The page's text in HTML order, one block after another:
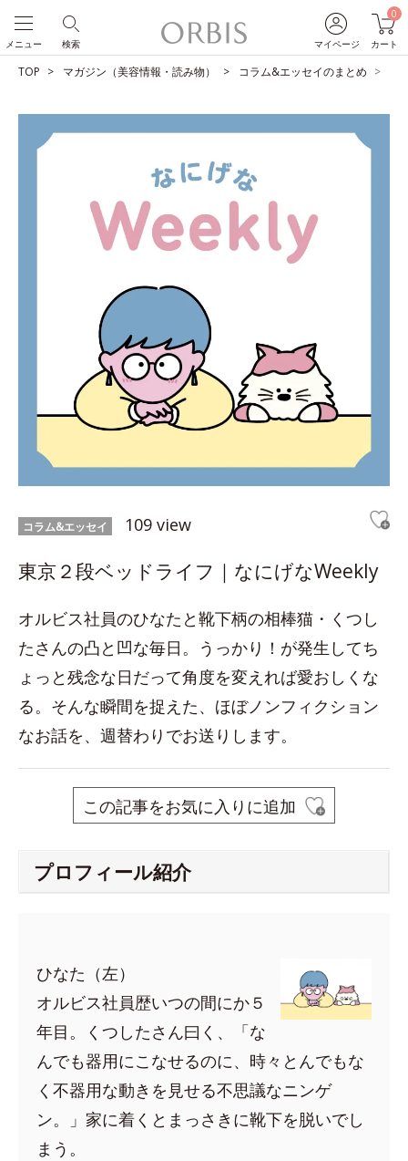
マイページ
0
カート
検索
メニュー
TOP マガジン（美容情報・読み物） コラム&エッセイのまとめ
コラム&エッセイ 109 view
東京２段ベッドライフ｜なにげなWeekly
オルビス社員のひなたと靴下柄の相棒猫・くつし
たさんの凸と凹な毎日。うっかり！が発生してち
ょっと残念な日だって角度を変えれば愛おしくな
る。そんな瞬間を捉えた、ほぼノンフィクション
なお話を、週替わりでお送りします。
この記事をお気に入りに追加
プロフィール紹介
ひなた（左）
オルビス社員歴いつの間にか５
年目。くつしたさん曰く、「な
んでも器用にこなせるのに、時々とんでもな
く不器用な動きを見せる不思議なニンゲ
ン。」家に着くとまっさきに靴下を脱いでし
まう。